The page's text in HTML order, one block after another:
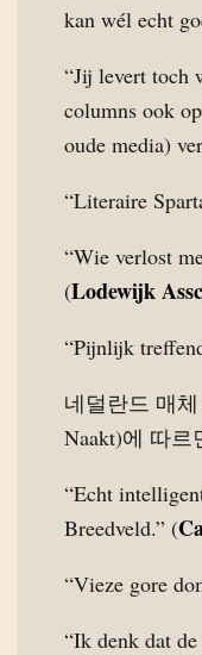
kan wél echt
“Jij levert toch
columns ook
oude media)
“Literaire
“Wie verlost
(Lodewijk
“Pijnlijk
네덜란드 매
Naakt)에 따
“Echt
Breedveld.” (
“Vieze gore
“Ik denk dat